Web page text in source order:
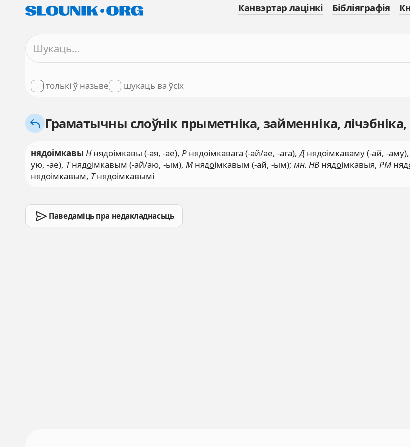
Канвэртар лацінкі Бібліяграфія
толькі ў назьве шукаць ва ўсіх
Граматычны слоўнік прыметніка, займенніка,
нядоімкавы Ннядоімкавы (-ая, -ае), Р нядоімкавага (-ай/ае, -ага),Д нядоімкаваму (-ай, -аму),
ую, -ае), Тнядоімкавым (-ай/аю, -ым), Мнядоімкавым (-ай, -ым);мн. НВ нядоімкавыя, РМняд
нядоімкавым, Тнядоімкавымі
Паведаміць пра недакладнасьць